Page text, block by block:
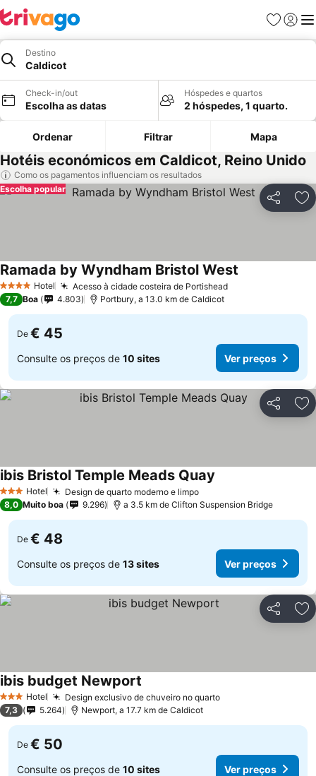
Favoritos
Iniciar
Destino
Caldicot
Check-in/out
Escolha as datas
Hóspedes e quartos
2 hóspedes, 1 quarto.
Ordenar Filtrar Mapa
Hotéis económicos em Caldicot, Reino Unido
Como os pagamentos influenciam os resultados
Partilhar
Escolha popular
4 EstrelasHotel Acesso à cidade costeira de Portishead
Ramada by Wyndham Bristol West
7,7 Boa 4.803 Portbury, a 13.0 km de Caldicot
De € 45
Consulte os preços de 10 sites Ver preços
Partilhar
3 EstrelasHotel Design de quarto moderno e limpo
ibis Bristol Temple Meads Quay
8,0 Muito boa 9.296 a 3.5 km de Clifton Suspension Bridge
De € 48
Consulte os preços de 13 sites Ver preços
Partilhar
3 EstrelasHotel Design exclusivo de chuveiro no quarto
ibis budget Newport
7,3 5.264 Newport, a 17.7 km de Caldicot
De € 50
Consulte os preços de 10 sites Ver preços